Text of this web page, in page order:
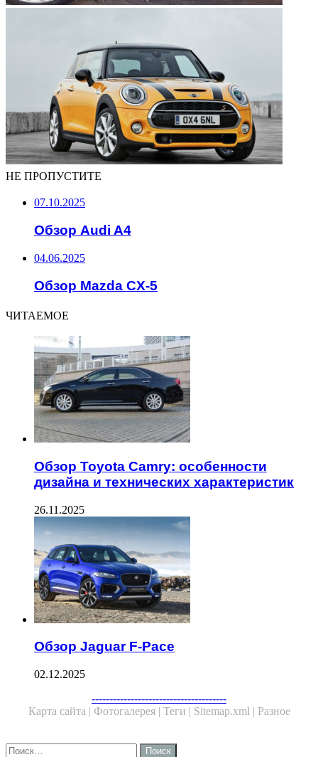
НЕ ПРОПУСТИТЕ
07.10.2025
Обзор Audi A4
04.06.2025
Обзор Mazda CX-5
ЧИТАЕМОЕ
Обзор Toyota Camry: особенности
дизайна и технических характеристик
26.11.2025
Обзор Jaguar F-Pace
02.12.2025
--------------------------------------
Карта сайта | Фотогалерея | Теги | Sitemap.xml | Разное
Close
Найти: